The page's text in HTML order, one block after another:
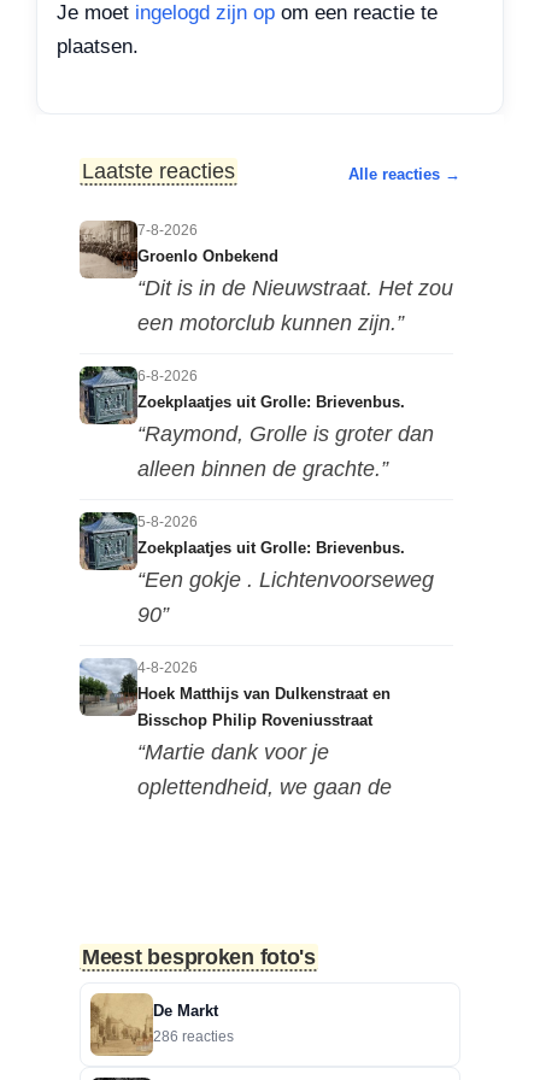
Je moet ingelogd zijn op om een reactie te
plaatsen.
Laatste reacties Alle reacties →
7-8-2026
Groenlo Onbekend
“Dit is in de Nieuwstraat. Het zou
een motorclub kunnen zijn.”
6-8-2026
Zoekplaatjes uit Grolle: Brievenbus.
“Raymond, Grolle is groter dan
alleen binnen de grachte.”
5-8-2026
Zoekplaatjes uit Grolle: Brievenbus.
“Een gokje . Lichtenvoorseweg
90”
4-8-2026
Hoek Matthijs van Dulkenstraat en
Bisschop Philip Roveniusstraat
“Martie dank voor je
oplettendheid, we gaan de
“Beste redactie, dit klopt niet. Dit
deel van de landbouwscho...”
3-8-2026
Hoek Matthijs van Dulkenstraat en
Meest besproken foto's
De Markt
286 reacties